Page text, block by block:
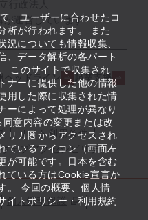
、ユーザーに合わせたコ
析が行われます。 また
況についても情報収集、
、データ解析の各パート
このサイトで収集され
ナーに提供した他の情報
用した際に収集された情
ーによって処理が異なり
意内容の変更または改
リカ圏からアクセスされ
ているアイコン（画面左
が可能です。日本を含む
ている方はCookie宣言か
。 今回の概要、個人情
イトポリシー・利用規約
が運営しています
ヘッドライン
起業支援
サイト利用条件
ウェブアクセシビリティ
個人情報保護